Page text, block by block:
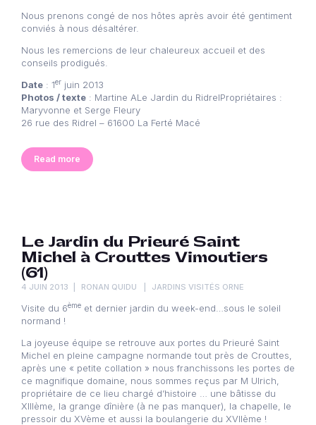
Nous prenons congé de nos hôtes après avoir été gentiment
conviés à nous désaltérer.
Nous les remercions de leur chaleureux accueil et des
conseils prodigués.
Date : 1er juin 2013
Photos / texte : Martine ALe Jardin du RidrelPropriétaires :
Maryvonne et Serge Fleury
26 rue des Ridrel – 61600 La Ferté Macé
Read more
Le Jardin du Prieuré Saint
Michel à Crouttes Vimoutiers
(61)
4 JUIN 2013 RONAN QUIDU JARDINS VISITÉS ORNE
Visite du 6ème et dernier jardin du week-end…sous le soleil
normand !
La joyeuse équipe se retrouve aux portes du Prieuré Saint
Michel en pleine campagne normande tout près de Crouttes,
après une « petite collation » nous franchissons les portes de
ce magnifique domaine, nous sommes reçus par M Ulrich,
propriétaire de ce lieu chargé d’histoire … une bâtisse du
XIIIème, la grange dînière (à ne pas manquer), la chapelle, le
pressoir du XVème et aussi la boulangerie du XVIIème !